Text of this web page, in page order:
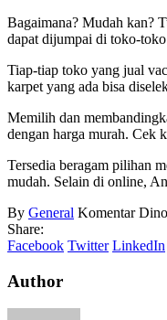
Bagaimana? Mudah kan?
dapat dijumpai di toko-
Tiap-tiap toko yang jual
karpet yang ada bisa
Memilih dan
dengan harga murah. Cek
Tersedia beragam pilihan
mudah. Selain di online,
By General Komentar
Share:
Facebook Twitter LinkedIn
Author